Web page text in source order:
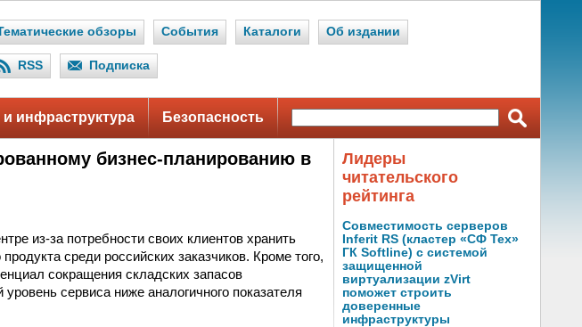
обзоры События Каталоги Об издании
RSS Подписка
и инфраструктура Безопасность
бизнес-планированию в
из-за потребности своих клиентов хранить
среди российских заказчиков. Кроме того,
сокращения складских запасов
сервиса ниже аналогичного показателя
Лидеры
читательского
рейтинга
Совместимость серверов
Inferit RS (кластер «СФ Тех»
ГК Softline) с системой
защищенной
виртуализации zVirt
поможет строить
доверенные
инфраструктуры